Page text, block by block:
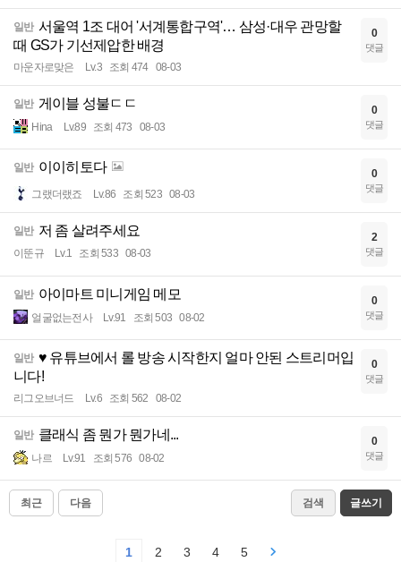
일반 서울역 1조 대어 '서계통합구역'… 삼성·대우 관망할
때 GS가 기선제압한 배경
마운자로맞은 Lv.3 조회 474 08-03
0
댓글
일반 게이블 성불ㄷㄷ
Hina Lv.89 조회 473 08-03
0
댓글
일반 이이히토다
그랬더랬죠 Lv.86 조회 523 08-03
0
댓글
일반 저 좀 살려주세요
이뚠규 Lv.1 조회 533 08-03
2
댓글
일반 아이마트 미니게임 메모
얼굴없는전사 Lv.91 조회 503 08-02
0
댓글
일반 ♥️ 유튜브에서 롤 방송 시작한지 얼마 안된 스트리머입
니다!
리그오브너드 Lv.6 조회 562 08-02
0
댓글
일반 클래식 좀 뭔가 뭔가네...
나르 Lv.91 조회 576 08-02
0
댓글
최근 다음 검색 글쓰기
1 2 3 4 5